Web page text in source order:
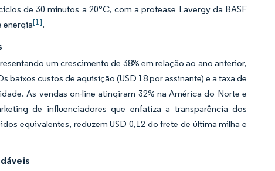
de 30 minutos a 20°C, com a protease Lavergy da BASF
energia[1].
um crescimento de 38% em relação ao ano anterior,
baixos custos de aquisição (USD 18 por assinante) e a taxa de
As vendas on-line atingiram 32% na América do Norte e
de influenciadores que enfatiza a transparência dos
equivalentes, reduzem USD 0,12 do frete de última milha e